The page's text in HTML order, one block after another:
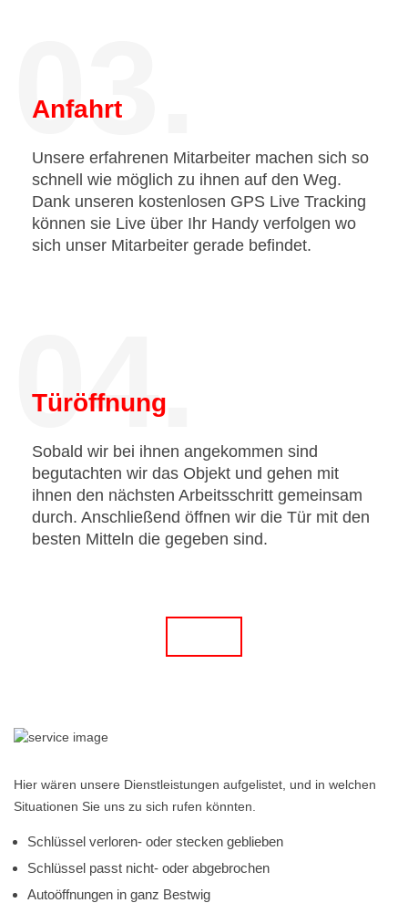
03.
Anfahrt
Unsere erfahrenen Mitarbeiter machen sich so
schnell wie möglich zu ihnen auf den Weg.
Dank unseren kostenlosen GPS Live Tracking
können sie Live über Ihr Handy verfolgen wo
sich unser Mitarbeiter gerade befindet.
04.
Türöffnung
Sobald wir bei ihnen angekommen sind
begutachten wir das Objekt und gehen mit
ihnen den nächsten Arbeitsschritt gemeinsam
durch. Anschließend öffnen wir die Tür mit den
besten Mitteln die gegeben sind.
Hier wären unsere Dienstleistungen aufgelistet, und in welchen
Situationen Sie uns zu sich rufen könnten.
Schlüssel verloren- oder stecken geblieben
Schlüssel passt nicht- oder abgebrochen
Autoöffnungen in ganz Bestwig